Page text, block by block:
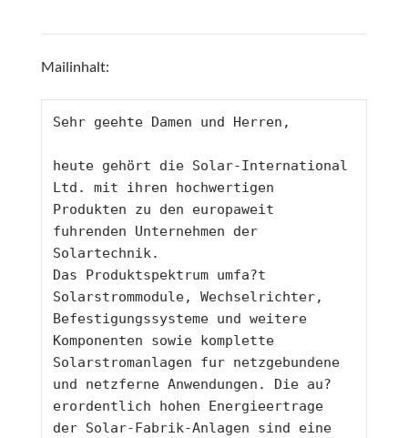
Mailinhalt:
Sehr geehte Damen und Herren,
heute gehört die Solar-International
Ltd. mit ihren hochwertigen
Produkten zu den europaweit
fuhrenden Unternehmen der
Solartechnik.
Das Produktspektrum umfa?t
Solarstrommodule, Wechselrichter,
Befestigungssysteme und weitere
Komponenten sowie komplette
Solarstromanlagen fur netzgebundene
und netzferne Anwendungen. Die au?
erordentlich hohen Energieertrage
der Solar-Fabrik-Anlagen sind eine